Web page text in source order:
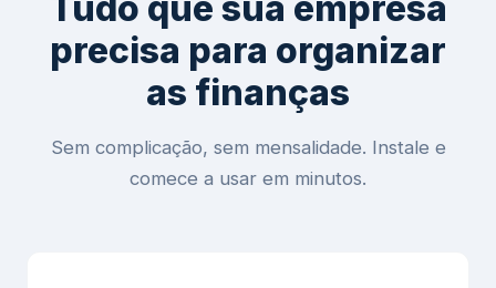
Tudo que sua empresa
precisa para organizar
as finanças
Sem complicação, sem mensalidade. Instale e
comece a usar em minutos.